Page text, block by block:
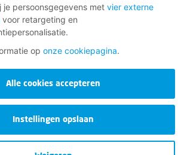
JE WAARD BENT,
DE FNV
je persoonsgegevens met vier externe
voor retargeting en
op onze cookiepagina.
Alle cookies accepteren
Instellingen opslaan